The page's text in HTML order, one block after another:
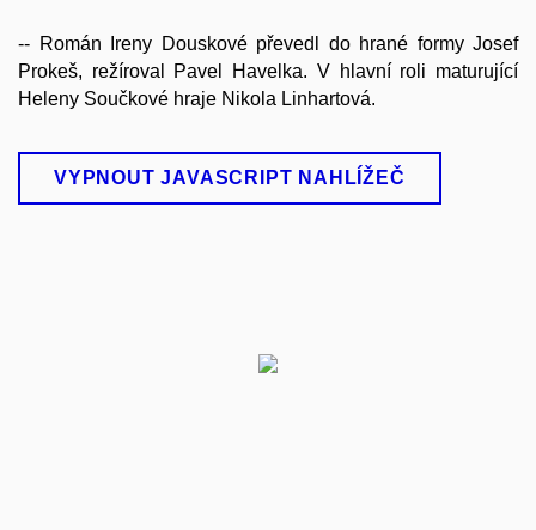
-- Román Ireny Douskové převedl do hrané formy Josef
Prokeš, režíroval Pavel Havelka. V hlavní roli maturující
Heleny Součkové hraje Nikola Linhartová.
VYPNOUT JAVASCRIPT NAHLÍŽEČ